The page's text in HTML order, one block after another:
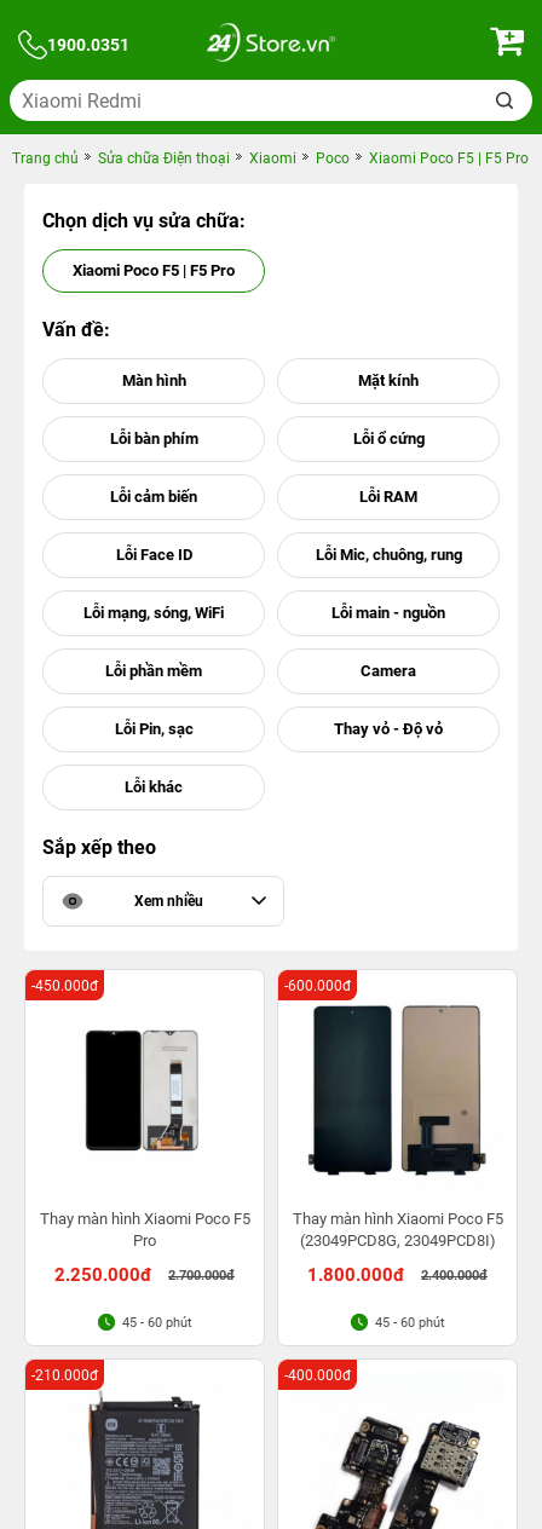
1900.0351
Trang chủ Sửa chữa Điện thoại Xiaomi Poco Xiaomi Poco F5 | F5 Pro
Chọn dịch vụ sửa chữa:
Xiaomi Poco F5 | F5 Pro
Vấn đề:
Sắp xếp theo
Xem nhiều
Thay màn hình Xiaomi Poco F5
Pro
2.250.000đ 2.700.000đ
-450.000đ
45 - 60 phút
Thay màn hình Xiaomi Poco F5
(23049PCD8G, 23049PCD8I)
1.800.000đ 2.400.000đ
-600.000đ
45 - 60 phút
-210.000đ -400.000đ